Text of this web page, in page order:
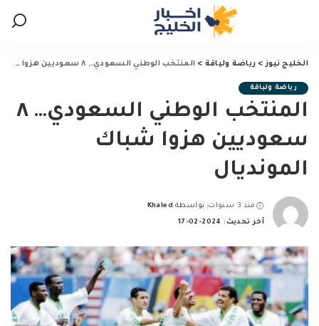
الخليج نيوز> رياضة ولياقة > المنتخب الوطني السعودي… ٨ سعوديين هزوا شباك المونديال
رياضة ولياقة
المنتخب الوطني السعودي… ٨
سعوديين هزوا شباك
المونديال
منذ 3 سنوات
Posted
by
بواسطة Khaled
آخر تحديث: 2024-02-17